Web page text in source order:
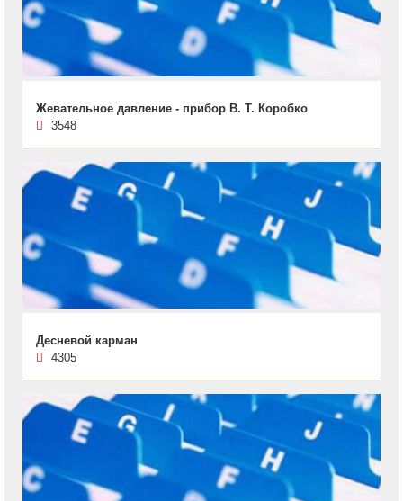
Жевательное давление - прибор В. Т. Коробко
3548
Десневой карман
4305